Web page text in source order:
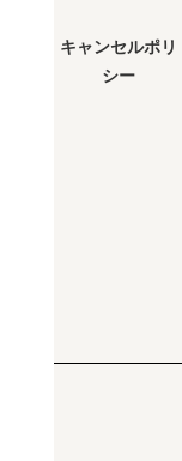
キャンセルポリ
シー